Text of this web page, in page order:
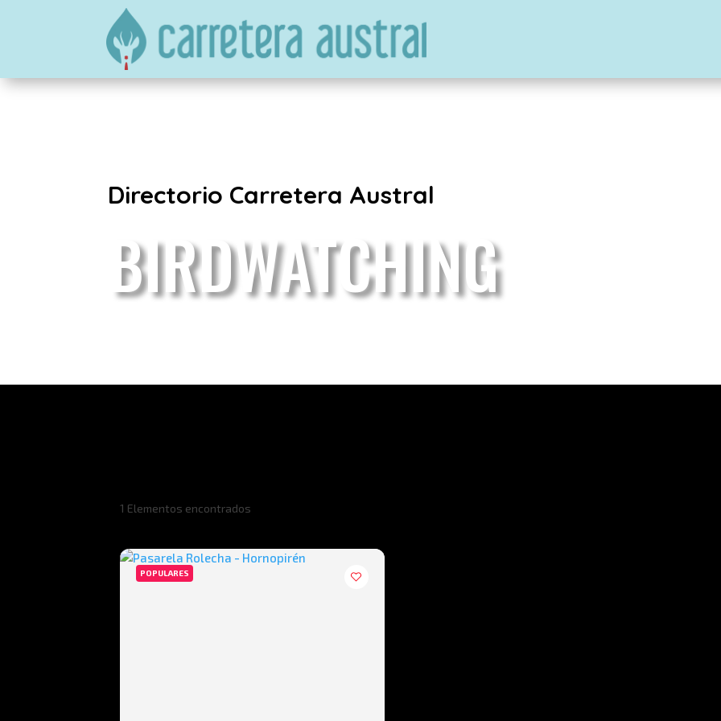
Directorio Carretera Austral
BIRDWATCHING
1 Elementos encontrados
POPULARES